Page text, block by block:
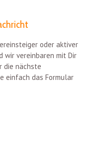
oder aktiver
wir vereinbaren mit Dir
die nächste
einfach das Formular